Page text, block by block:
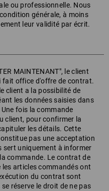
ou professionnelle. Nous
générale, à moins
leur validité par écrit.
MAINTENANT", le client
fait office d'offre de contrat.
client a la possibilité de
les données saisies dans
fois la commande
client, pour confirmer la
les détails. Cette
pas une acceptation
sert uniquement à informer
commande. Le contrat de
articles commandés ont
du contrat sont
réserve le droit de ne pas